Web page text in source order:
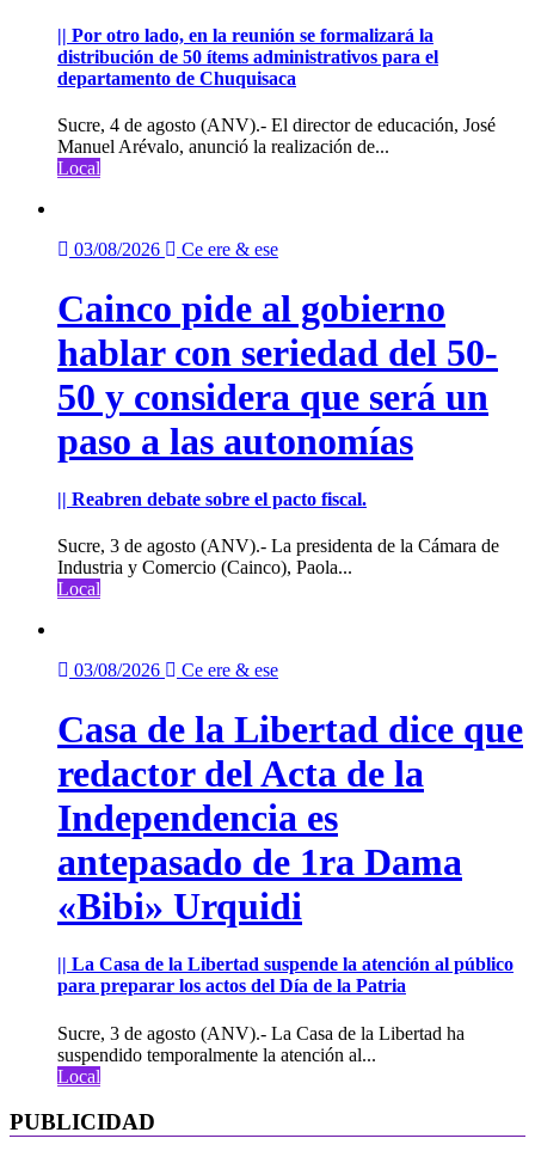
|| Por otro lado, en la reunión se formalizará la
distribución de 50 ítems administrativos para el
departamento de Chuquisaca
Sucre, 4 de agosto (ANV).- El director de educación, José
Manuel Arévalo, anunció la realización de...
Local
03/08/2026 Ce ere & ese
Cainco pide al gobierno
hablar con seriedad del 50-
50 y considera que será un
paso a las autonomías
|| Reabren debate sobre el pacto fiscal.
Sucre, 3 de agosto (ANV).- La presidenta de la Cámara de
Industria y Comercio (Cainco), Paola...
Local
03/08/2026 Ce ere & ese
Casa de la Libertad dice que
redactor del Acta de la
Independencia es
antepasado de 1ra Dama
«Bibi» Urquidi
|| La Casa de la Libertad suspende la atención al público
para preparar los actos del Día de la Patria
Sucre, 3 de agosto (ANV).- La Casa de la Libertad ha
suspendido temporalmente la atención al...
Local
PUBLICIDAD